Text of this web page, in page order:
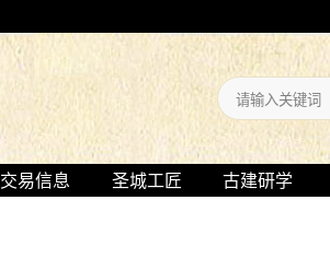
交易信息 圣城工匠 古建研学